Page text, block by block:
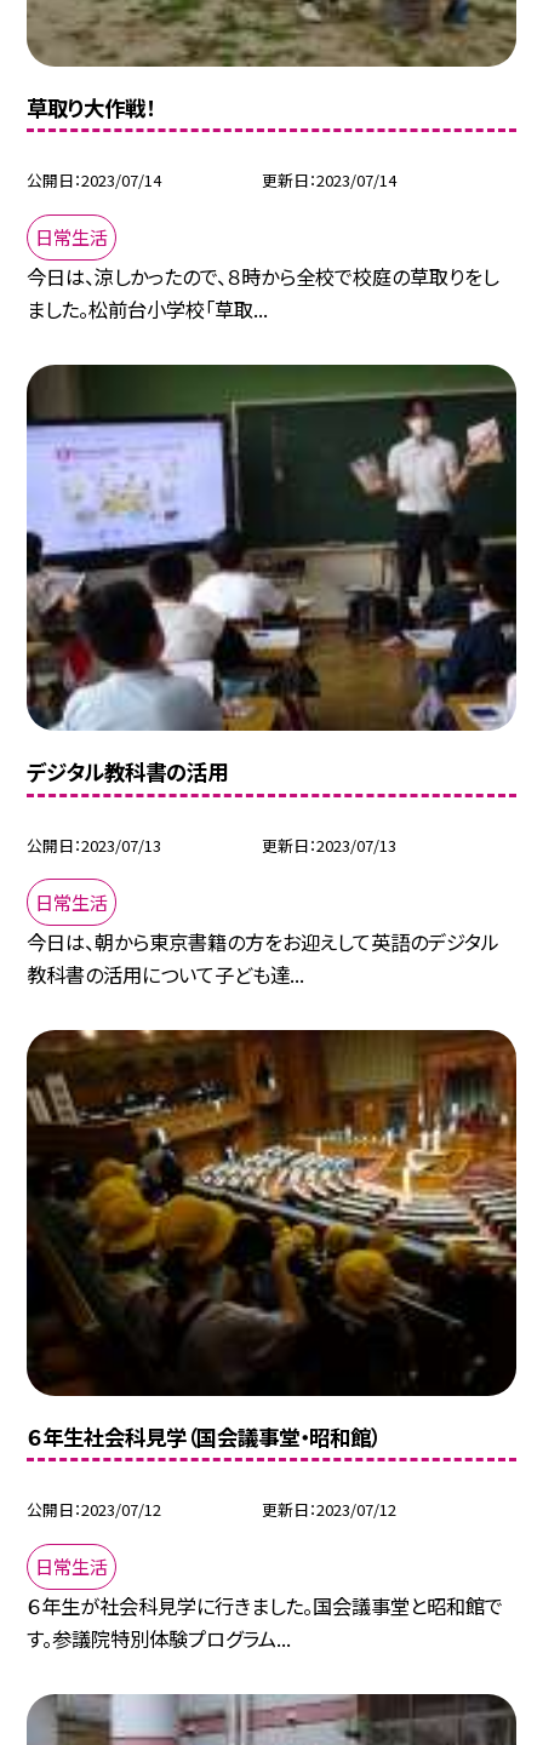
草取り大作戦！
公開日 2023/07/14 更新日 2023/07/14
日常生活
今日は、涼しかったので、８時から全校で校庭の草取りをし
ました。松前台小学校「草取...
デジタル教科書の活用
公開日 2023/07/13 更新日 2023/07/13
日常生活
今日は、朝から東京書籍の方をお迎えして英語のデジタル
教科書の活用について子ども達...
６年生社会科見学（国会議事堂・昭和館）
公開日 2023/07/12 更新日 2023/07/12
日常生活
６年生が社会科見学に行きました。国会議事堂と昭和館で
す。参議院特別体験プログラム...